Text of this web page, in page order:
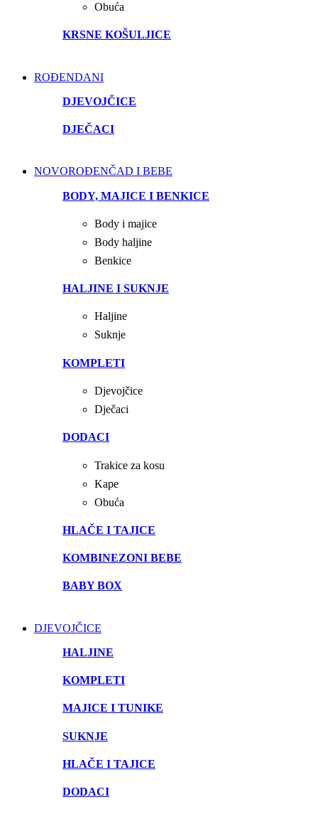
Obuća
KRSNE KOŠULJICE
ROĐENDANI
DJEVOJČICE
DJEČACI
NOVOROĐENČAD I BEBE
BODY, MAJICE I BENKICE
Body i majice
Body haljine
Benkice
HALJINE I SUKNJE
Haljine
Suknje
KOMPLETI
Djevojčice
Dječaci
DODACI
Trakice za kosu
Kape
Obuća
HLAČE I TAJICE
KOMBINEZONI BEBE
BABY BOX
DJEVOJČICE
HALJINE
KOMPLETI
MAJICE I TUNIKE
SUKNJE
HLAČE I TAJICE
DODACI